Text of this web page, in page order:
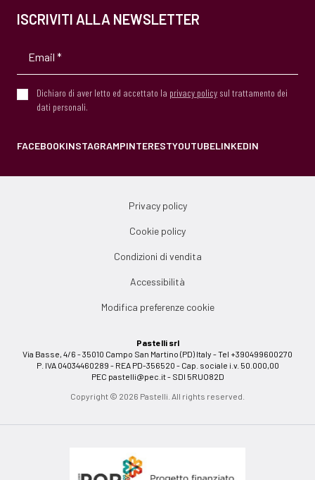
ISCRIVITI ALLA NEWSLETTER
Dichiaro di aver letto ed accettato la privacy policy sul trattamento dei
dati personali.
FACEBOOKINSTAGRAMPINTERESTYOUTUBELINKEDIN
Privacy policy
Cookie policy
Condizioni di vendita
Accessibilità
Modifica preferenze cookie
Pastelli srl
Via Basse, 4/6 - 35010 Campo San Martino (PD) Italy - Tel +390499600270
P. IVA 04034460289 - REA PD-356520 - Cap. sociale i.v. 50.000,00
PEC pastelli@pec.it- SDI 5RUO82D
Copyright © 2026 Pastelli. All rights reserved.